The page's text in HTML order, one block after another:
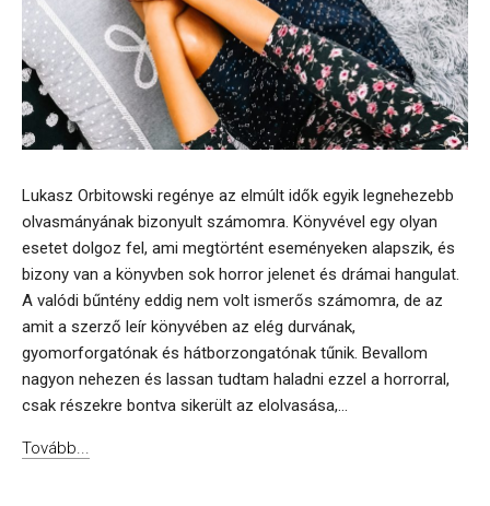
Lukasz Orbitowski regénye az elmúlt idők egyik legnehezebb
olvasmányának bizonyult számomra. Könyvével egy olyan
esetet dolgoz fel, ami megtörtént eseményeken alapszik, és
bizony van a könyvben sok horror jelenet és drámai hangulat.
A valódi bűntény eddig nem volt ismerős számomra, de az
amit a szerző leír könyvében az elég durvának,
gyomorforgatónak és hátborzongatónak tűnik. Bevallom
nagyon nehezen és lassan tudtam haladni ezzel a horrorral,
csak részekre bontva sikerült az elolvasása,...
Tovább...